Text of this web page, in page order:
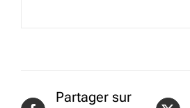
Partager sur